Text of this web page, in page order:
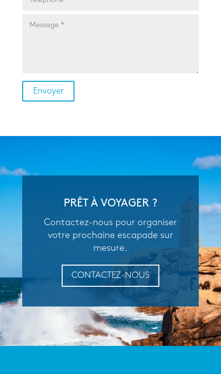
PRÊT À VOYAGER ?
Contactez-nous pour organiser
votre prochaine escapade sur
mesure.
CONTACTEZ-NOUS